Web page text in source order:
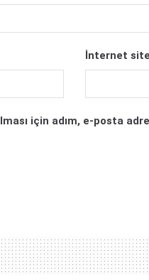
İnternet
için adım, e-posta